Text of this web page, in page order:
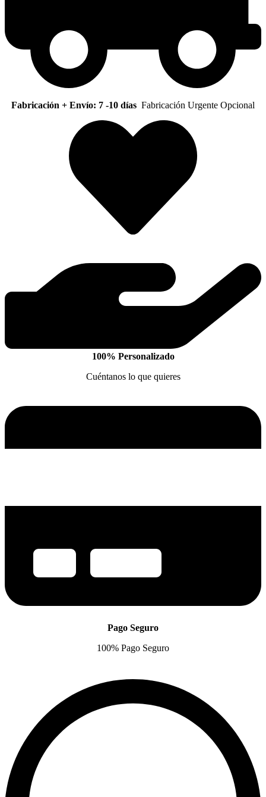
Fabricación + Envío: 7 -10 días Fabricación Urgente Opcional
100% Personalizado
Cuéntanos lo que quieres
Pago Seguro
100% Pago Seguro